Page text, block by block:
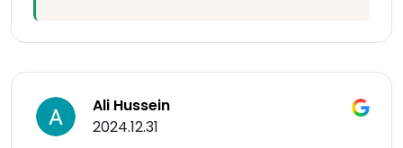
Ali Hussein
2024.12.31